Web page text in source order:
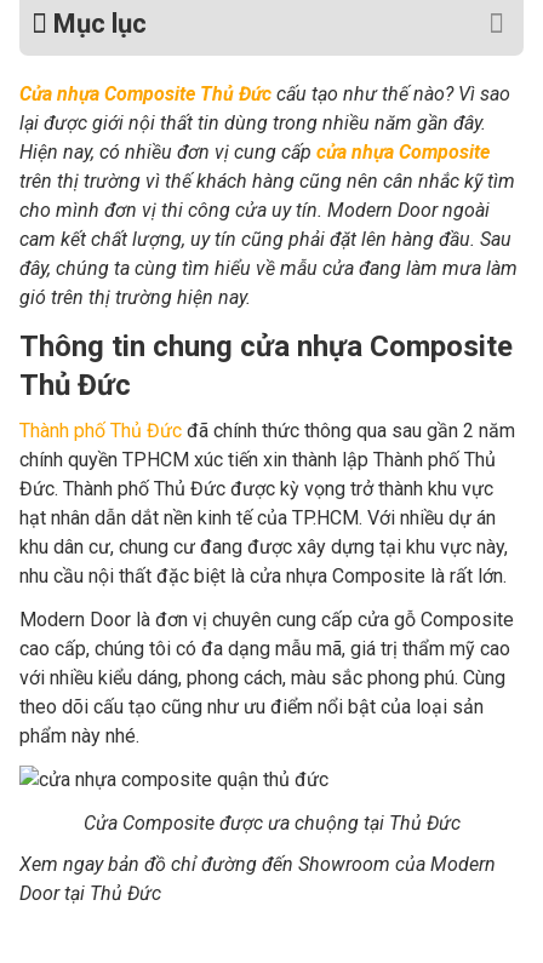
Mục lục
Cửa nhựa Composite Thủ Đức cấu tạo như thế nào? Vì sao
lại được giới nội thất tin dùng trong nhiều năm gần đây.
Hiện nay, có nhiều đơn vị cung cấp cửa nhựa Composite
trên thị trường vì thế khách hàng cũng nên cân nhắc kỹ tìm
cho mình đơn vị thi công cửa uy tín. Modern Door ngoài
cam kết chất lượng, uy tín cũng phải đặt lên hàng đầu. Sau
đây, chúng ta cùng tìm hiểu về mẫu cửa đang làm mưa làm
gió trên thị trường hiện nay.
Thông tin chung cửa nhựa Composite
Thủ Đức
Thành phố Thủ Đức đã chính thức thông qua sau gần 2 năm
chính quyền TPHCM xúc tiến xin thành lập Thành phố Thủ
Đức. Thành phố Thủ Đức được kỳ vọng trở thành khu vực
hạt nhân dẫn dắt nền kinh tế của TP.HCM. Với nhiều dự án
khu dân cư, chung cư đang được xây dựng tại khu vực này,
nhu cầu nội thất đặc biệt là cửa nhựa Composite là rất lớn.
Modern Door là đơn vị chuyên cung cấp cửa gỗ Composite
cao cấp, chúng tôi có đa dạng mẫu mã, giá trị thẩm mỹ cao
với nhiều kiểu dáng, phong cách, màu sắc phong phú. Cùng
theo dõi cấu tạo cũng như ưu điểm nổi bật của loại sản
phẩm này nhé.
Cửa Composite được ưa chuộng tại Thủ Đức
Xem ngay bản đồ chỉ đường đến Showroom của Modern
Door tại Thủ Đức